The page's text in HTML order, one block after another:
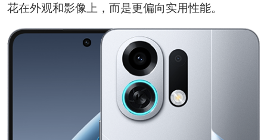
花在外观和影像上，而是更偏向实用性能。